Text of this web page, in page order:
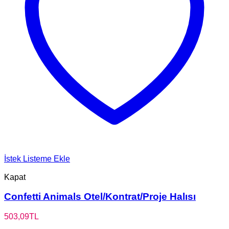
İstek Listeme Ekle
Kapat
Confetti Animals Otel/Kontrat/Proje Halısı
503,09TL